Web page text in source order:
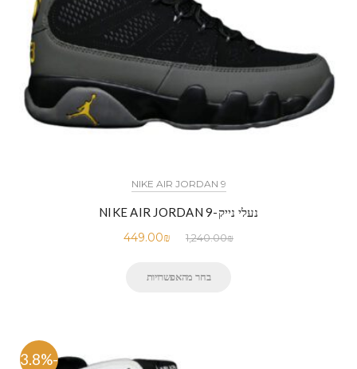
NIKE AIR JORDAN 9
נעלי נייק-NIKE AIR JORDAN 9
1,240.00₪
449.00₪
בחר מהאפשרויות
-63.8%